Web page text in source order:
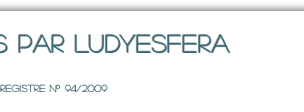
PAR LUDYESFERA
Nº 94/2009